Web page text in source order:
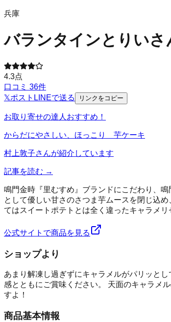
兵庫
バランタインとりい
4.3点
口コミ 36件
𝕏ポスト LINEで送る リンクをコピー
お取り寄せの達人おすすめ！
からだにやさしい、ほっこり 芋ケーキ
村上敦子さんが紹介しています
記事を読む →
鳴門金時『里むすめ』ブランドにこだわり、
として優しい甘さのさつま芋ムースを閉じ込
てはスイートポテトとは全く違ったキャラメ
公式サイトで商品を見る
ショップより
あまり解凍し過ぎずにキャラメルがパリッと
感とともにご賞味ください。 天面のキャラメ
すよ！
商品基本情報